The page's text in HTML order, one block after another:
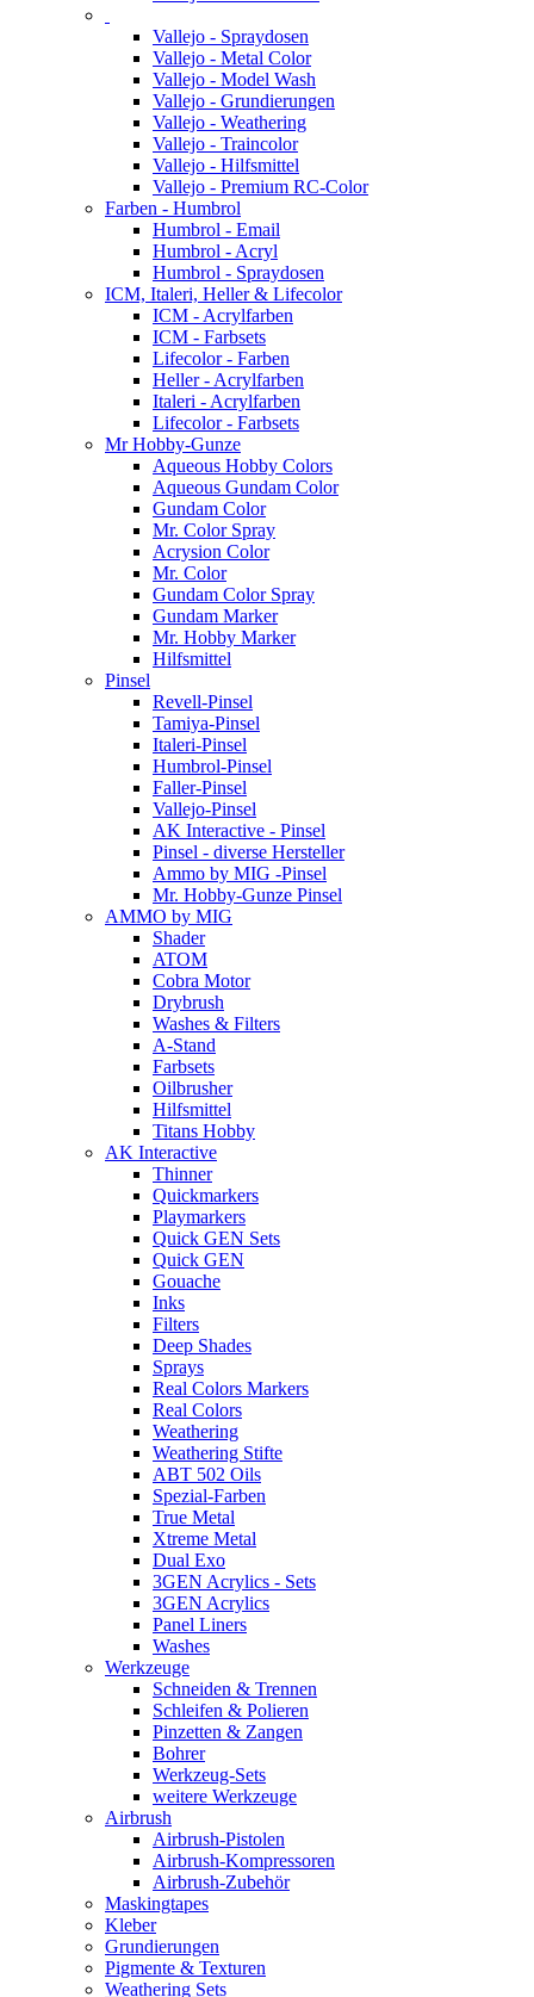
Vallejo - Spraydosen
Vallejo - Metal Color
Vallejo - Model Wash
Vallejo - Grundierungen
Vallejo - Weathering
Vallejo - Traincolor
Vallejo - Hilfsmittel
Vallejo - Premium RC-Color
Farben - Humbrol
Humbrol - Email
Humbrol - Acryl
Humbrol - Spraydosen
ICM, Italeri, Heller & Lifecolor
ICM - Acrylfarben
ICM - Farbsets
Lifecolor - Farben
Heller - Acrylfarben
Italeri - Acrylfarben
Lifecolor - Farbsets
Mr Hobby-Gunze
Aqueous Hobby Colors
Aqueous Gundam Color
Gundam Color
Mr. Color Spray
Acrysion Color
Mr. Color
Gundam Color Spray
Gundam Marker
Mr. Hobby Marker
Hilfsmittel
Pinsel
Revell-Pinsel
Tamiya-Pinsel
Italeri-Pinsel
Humbrol-Pinsel
Faller-Pinsel
Vallejo-Pinsel
AK Interactive - Pinsel
Pinsel - diverse Hersteller
Ammo by MIG -Pinsel
Mr. Hobby-Gunze Pinsel
AMMO by MIG
Shader
ATOM
Cobra Motor
Drybrush
Washes & Filters
A-Stand
Farbsets
Oilbrusher
Hilfsmittel
Titans Hobby
AK Interactive
Thinner
Quickmarkers
Playmarkers
Quick GEN Sets
Quick GEN
Gouache
Inks
Filters
Deep Shades
Sprays
Real Colors Markers
Real Colors
Weathering
Weathering Stifte
ABT 502 Oils
Spezial-Farben
True Metal
Xtreme Metal
Dual Exo
3GEN Acrylics - Sets
3GEN Acrylics
Panel Liners
Washes
Werkzeuge
Schneiden & Trennen
Schleifen & Polieren
Pinzetten & Zangen
Bohrer
Werkzeug-Sets
weitere Werkzeuge
Airbrush
Airbrush-Pistolen
Airbrush-Kompressoren
Airbrush-Zubehör
Maskingtapes
Kleber
Grundierungen
Pigmente & Texturen
Weathering Sets